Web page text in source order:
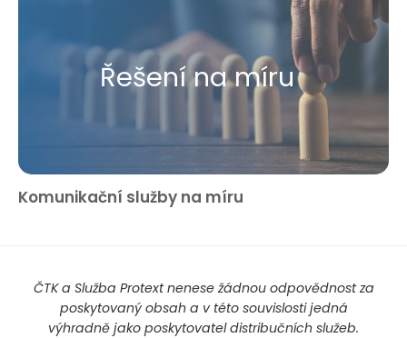
Řešení na míru
Komunikační služby na míru
ČTK a Služba Protext nenese žádnou odpovědnost za
poskytovaný obsah a v této souvislosti jedná
výhradně jako poskytovatel distribučních služeb.